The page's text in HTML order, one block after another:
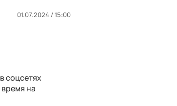
01.07.2024 / 15:00
соцсетях
на